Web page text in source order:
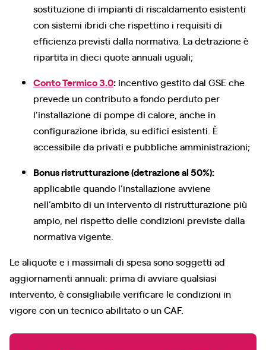
sostituzione di impianti di riscaldamento esistenti
con sistemi ibridi che rispettino i requisiti di
efficienza previsti dalla normativa. La detrazione è
ripartita in dieci quote annuali uguali;
Conto Termico 3.0: incentivo gestito dal GSE che
prevede un contributo a fondo perduto per
l’installazione di pompe di calore, anche in
configurazione ibrida, su edifici esistenti. È
accessibile da privati e pubbliche amministrazioni;
Bonus ristrutturazione (detrazione al 50%):
applicabile quando l’installazione avviene
nell’ambito di un intervento di ristrutturazione più
ampio, nel rispetto delle condizioni previste dalla
normativa vigente.
Le aliquote e i massimali di spesa sono soggetti ad
aggiornamenti annuali: prima di avviare qualsiasi
intervento, è consigliabile verificare le condizioni in
vigore con un tecnico abilitato o un CAF.